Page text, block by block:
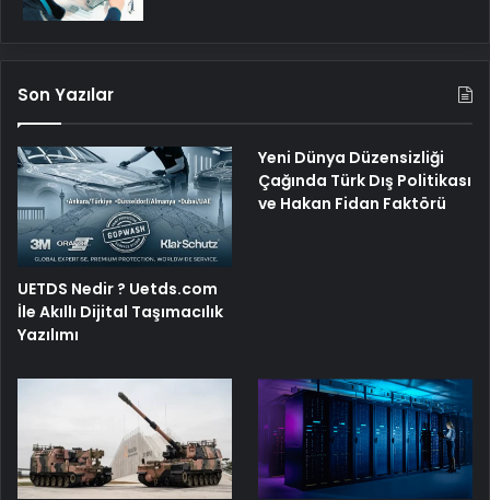
Son Yazılar
UETDS Nedir ? Uetds.com
İle Akıllı Dijital Taşımacılık
Yazılımı
Yeni Dünya Düzensizliği
Çağında Türk Dış Politikası
ve Hakan Fidan Faktörü